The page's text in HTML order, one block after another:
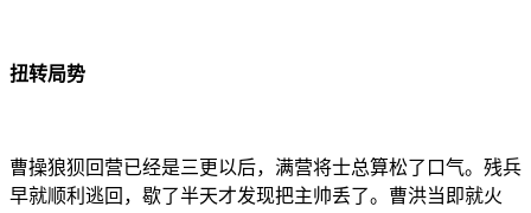
扭转局势
曹操狼狈回营已经是三更以后，满营将士总算松了口气。残兵
早就顺利逃回，歇了半天才发现把主帅丢了。曹洪当即就火